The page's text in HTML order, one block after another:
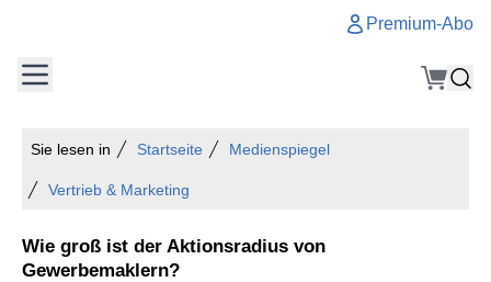
Premium-Abo
Sie lesen in Startseite Medienspiegel
Vertrieb & Marketing
Wie groß ist der Aktionsradius von
Gewerbemaklern?